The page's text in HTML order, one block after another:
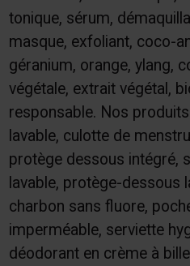
tonique, sérum,
masque, exfoliant, coco-
géranium, orange, ylang,
végétale, extrait végétal,
responsable. Nos
lavable, culotte de
protège dessous intégré,
lavable, protège-dessous
charbon sans fluore,
imperméable, serviette
déodorant en crème à